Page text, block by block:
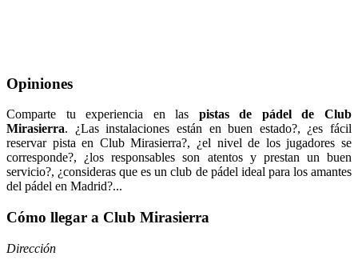
Opiniones
Comparte tu experiencia en las pistas de pádel de Club
Mirasierra. ¿Las instalaciones están en buen estado?, ¿es fácil
reservar pista en Club Mirasierra?, ¿el nivel de los jugadores se
corresponde?, ¿los responsables son atentos y prestan un buen
servicio?, ¿consideras que es un club de pádel ideal para los amantes
del pádel en Madrid?...
Cómo llegar a Club Mirasierra
Dirección